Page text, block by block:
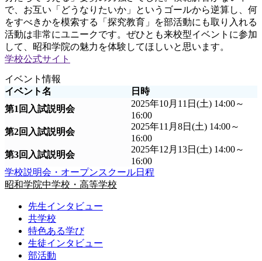
で、お互い「どうなりたいか」というゴールから逆算し、何
をすべきかを模索する「探究教育」を部活動にも取り入れる
活動は非常にユニークです。ぜひとも来校型イベントに参加
して、昭和学院の魅力を体験してほしいと思います。
学校公式サイト
イベント情報
イベント名
日時
第1回入試説明会
2025年10月11日(土) 14:00～
16:00
第2回入試説明会
2025年11月8日(土) 14:00～
16:00
第3回入試説明会
2025年12月13日(土) 14:00～
16:00
学校説明会・オープンスクール日程
昭和学院中学校・高等学校
先生インタビュー
共学校
特色ある学び
生徒インタビュー
部活動